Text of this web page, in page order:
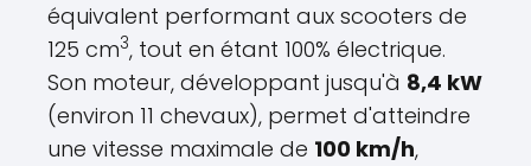
équivalent performant aux scooters de
125 cm3, tout en étant 100% électrique.
Son moteur, développant jusqu'à 8,4 kW
(environ 11 chevaux), permet d'atteindre
une vitesse maximale de 100 km/h,